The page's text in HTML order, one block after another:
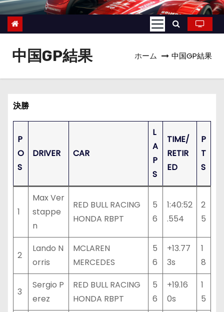
中国GP結果 ホーム 中国GP結果
決勝
P
O
S
DRIVER CAR
L
A
P
S
TIME/
RETIR
ED
P
T
S
1
Max Ver
stappe
n
RED BULL RACING
HONDA RBPT
5
6
1:40:52
.554
2
5
2
Lando N
orris
MCLAREN
MERCEDES
5
6
+13.77
3s
1
8
3
Sergio P
erez
RED BULL RACING
HONDA RBPT
5
6
+19.16
0s
1
5